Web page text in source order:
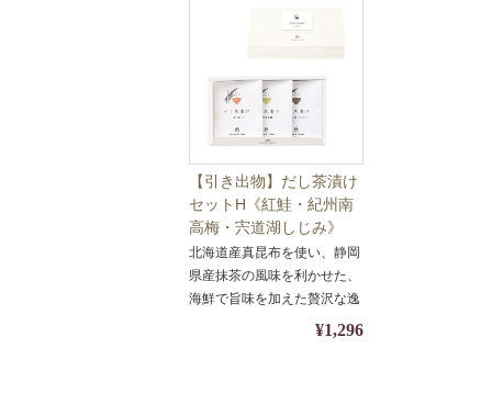
【引き出物】だし茶漬け
セットH《紅鮭・紀州南
高梅・宍道湖しじみ》
A434【お茶漬け・グル
メ】【包装・のし対応】
北海道産真昆布を使い、静岡
県産抹茶の風味を利かせた、
海鮮で旨味を加えた贅沢な逸
¥1,296